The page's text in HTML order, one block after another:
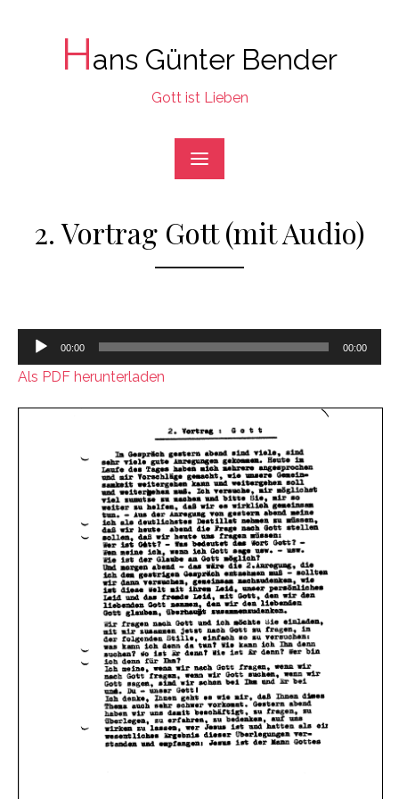
Hans Günter Bender
Gott ist Lieben
2. Vortrag Gott (mit Audio)
Audio-
Player
00:00 00:00
Als PDF herunterladen